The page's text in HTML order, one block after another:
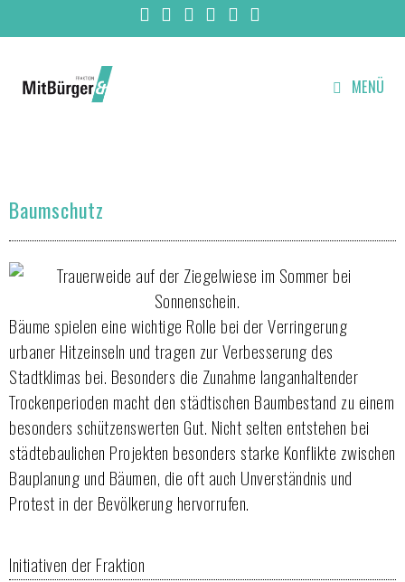
MENÜ
Baumschutz
Bäume spielen eine wichtige Rolle bei der Verringerung
urbaner Hitzeinseln und tragen zur Verbesserung des
Stadtklimas bei. Besonders die Zunahme langanhaltender
Trockenperioden macht den städtischen Baumbestand zu einem
besonders schützenswerten Gut. Nicht selten entstehen bei
städtebaulichen Projekten besonders starke Konflikte zwischen
Bauplanung und Bäumen, die oft auch Unverständnis und
Protest in der Bevölkerung hervorrufen.
Initiativen der Fraktion